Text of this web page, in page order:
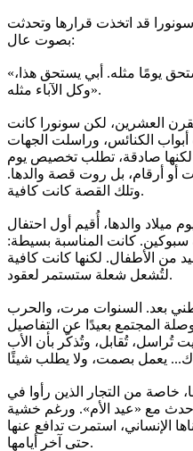
قد اتخذت قرارها وتحدثت
بصوت عال:
«إذا كنا نُكرّم الأمهات بيوم، فالأب يستحق يومًا مثله. أبي يستحق هذا،
وكل الآباء مثله».
العشرين، لكن سونورا كانت
الكنائس، وراسلت الجهات
لكنها صادقة، تطلب تخصيص يوم
أو أرقام، بل روت قصة والدها.
وتلك القصة كانت كافية.
وافق يوم ميلاد والدها، أُقيم أول احتفال
كانت المناسبة بسيطة:
من الأطفال. لكنها كانت كافية
لتُشعل شعلة ستستمر لعقود.
بعد. السنوات مرت، والحرب
المجتمع بعيدًا عن التفاصيل
تُراسل، تُقابل، وتُذكّر بأن الأب
خاصة من التجار الذين رأوا في
حدث مع «عيد الأم». ورغم خشية
الإنساني، استمرت تدافع عنها
حتى آخر أيامها.